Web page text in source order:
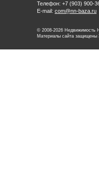
Телефон: +7 (903) 900-
E-mail: com@nn-baza.ru
© 2008-2026 Недвижимость
Материалы сайта защищены